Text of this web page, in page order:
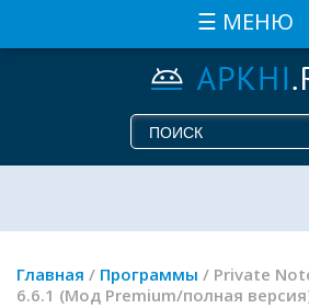
☰ МЕНЮ
Главная / Программы / Private
6.6.1 (Мод Premium/полная